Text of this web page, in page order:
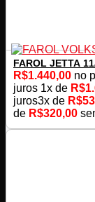
FAROL JETTA
R$1.440,00 no
juros 1x de R$
juros3x de R$
de R$320,00